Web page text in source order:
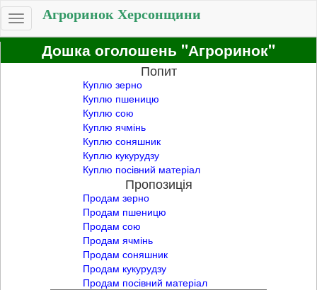
Toggle
navigation
Агроринок Херсонщини
Дошка оголошень "Агроринок"
Попит
Куплю зерно
Куплю пшеницю
Куплю сою
Куплю ячмінь
Куплю соняшник
Куплю кукурудзу
Куплю посівний матеріал
Пропозиція
Продам зерно
Продам пшеницю
Продам сою
Продам ячмінь
Продам соняшник
Продам кукурудзу
Продам посівний матеріал